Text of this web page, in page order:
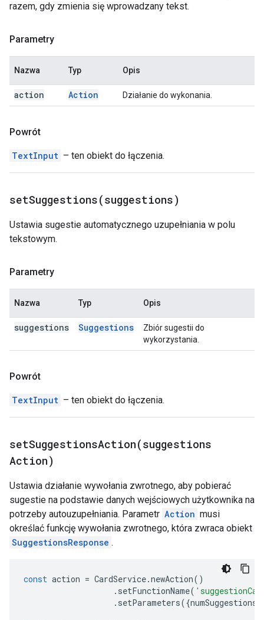
razem, gdy zmienia się wprowadzany tekst.
Parametry
Nazwa Typ Opis
action Action Działanie do wykonania.
Powrót
TextInput – ten obiekt do łączenia.
setSuggestions(suggestions)
Ustawia sugestie automatycznego uzupełniania w polu
tekstowym.
Parametry
Nazwa Typ Opis
suggestions Suggestions
Zbiór sugestii do
wykorzystania.
Powrót
TextInput – ten obiekt do łączenia.
setSuggestionsAction(suggestions
Action)
Ustawia działanie wywołania zwrotnego, aby pobierać
sugestie na podstawie danych wejściowych użytkownika na
potrzeby autouzupełniania. Parametr Action musi
określać funkcję wywołania zwrotnego, która zwraca obiekt
SuggestionsResponse .
const action = CardService.newAction()
. setFunctionName(
. setParameters({numSuggestions